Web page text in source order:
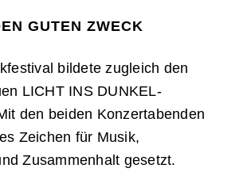
GUTEN ZWECK
bildete zugleich den
LICHT INS DUNKEL-
den beiden Konzertabenden
Zeichen für Musik,
Zusammenhalt gesetzt.